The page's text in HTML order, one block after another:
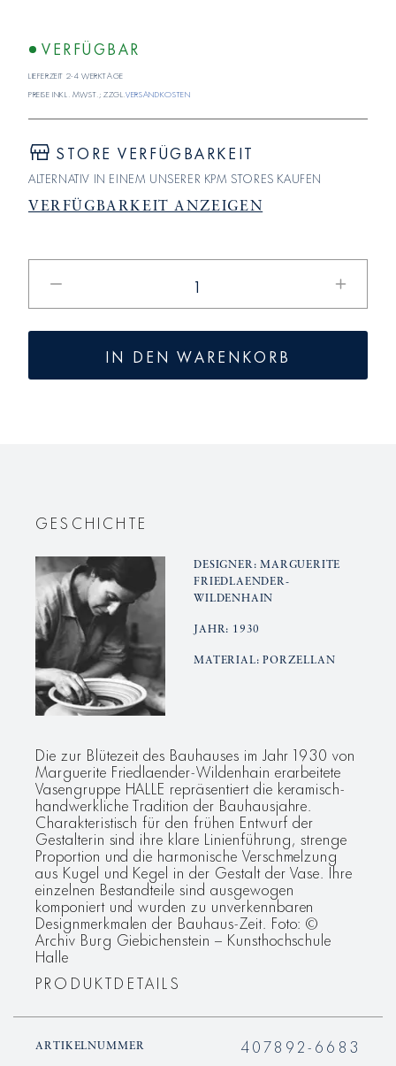
limitierte Atelier Edition 2022 ist das Ergebnis von
Neuauflage, Adaption und
VERFÜGBAR
Lieferzeit 2-4 Werktage
Preise inkl. MwSt.; zzgl. Versandkosten
STORE VERFÜGBARKEIT
ALTERNATIV IN EINEM UNSERER KPM STORES KAUFEN
VERFÜGBARKEIT ANZEIGEN
Vase
Erhöhe
die
Vase
IN DEN WARENKORB
GESCHICHTE
DESIGNER: MARGUERITE
FRIEDLAENDER-
WILDENHAIN
JAHR: 1930
MATERIAL: PORZELLAN
Die zur Blütezeit des Bauhauses im Jahr 1930 von
Marguerite Friedlaender-Wildenhain erarbeitete
Vasengruppe HALLE repräsentiert die keramisch-
handwerkliche Tradition der Bauhausjahre.
Charakteristisch für den frühen Entwurf der
Gestalterin sind ihre klare Linienführung, strenge
Proportion und die harmonische Verschmelzung
aus Kugel und Kegel in der Gestalt der Vase. Ihre
einzelnen Bestandteile sind ausgewogen
komponiert und wurden zu unverkennbaren
Designmerkmalen der Bauhaus-Zeit. Foto: ©
Archiv Burg Giebichenstein – Kunsthochschule
Halle
PRODUKTDETAILS
ARTIKELNUMMER 407892-6683